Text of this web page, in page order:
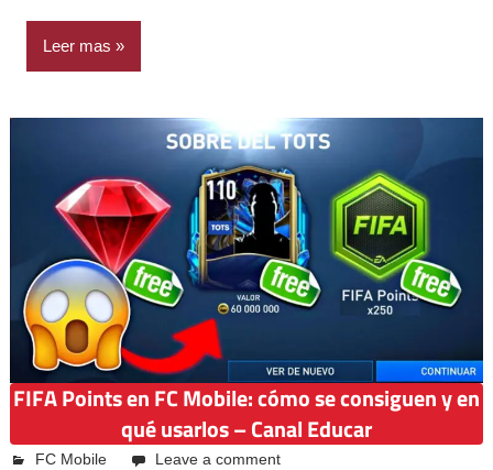
Leer mas
FIFA Points en FC Mobile: cómo se consiguen y en
qué usarlos – Canal Educar
abril 19, 2025
Emilio Casquiño
FC Mobile Leave a comment